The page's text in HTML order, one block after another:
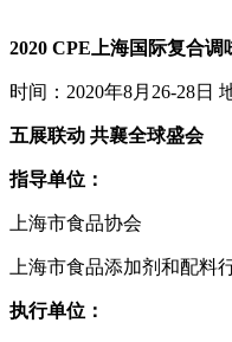
2020 CPE 上海国际复合
时间： 2020年8月 26-28日
五展联动 共襄全球盛会
指导单位：
上海市食品协会
上海市食品添加剂和配料
执行单位：